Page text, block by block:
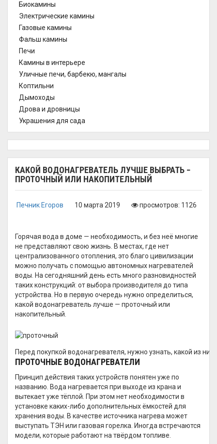
Биокамины
Электрические камины
Газовые камины
Фальш камины
Печи
Камины в интерьере
Уличные печи, барбекю, мангалы
Коптильни
Дымоходы
Дрова и дровницы
Украшения для сада
КАКОЙ ВОДОНАГРЕВАТЕЛЬ ЛУЧШЕ ВЫБРАТЬ −
ПРОТОЧНЫЙ ИЛИ НАКОПИТЕЛЬНЫЙ
Печник Егоров 10 марта 2019 просмотров: 1126
Горячая вода в доме — необходимость, и без неё многие
не представляют свою жизнь. В местах, где нет
централизованного отопления, это благо цивилизации
можно получать с помощью автономных нагревателей
воды. На сегодняшний день есть много разновидностей
таких конструкций: от выбора производителя до типа
устройства. Но в первую очередь нужно определиться,
какой водонагреватель лучше — проточный или
накопительный.
Перед покупкой водонагревателя, нужно узнать, какой из
ПРОТОЧНЫЕ ВОДОНАГРЕВАТЕЛИ
Принцип действия таких устройств понятен уже по
названию. Вода нагревается при выходе из крана и
вытекает уже тёплой. При этом нет необходимости в
установке каких-либо дополнительных ёмкостей для
хранения воды. В качестве источника нагрева может
выступать ТЭН или газовая горелка. Иногда встречаются
модели, которые работают на твёрдом топливе.